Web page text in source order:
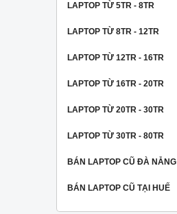
LAPTOP TỪ 5TR - 8TR
LAPTOP TỪ 8TR - 12TR
LAPTOP TỪ 12TR - 16TR
LAPTOP TỪ 16TR - 20TR
LAPTOP TỪ 20TR - 30TR
LAPTOP TỪ 30TR - 80TR
BÁN LAPTOP CŨ ĐÀ NẴNG
BÁN LAPTOP CŨ TẠI HUẾ